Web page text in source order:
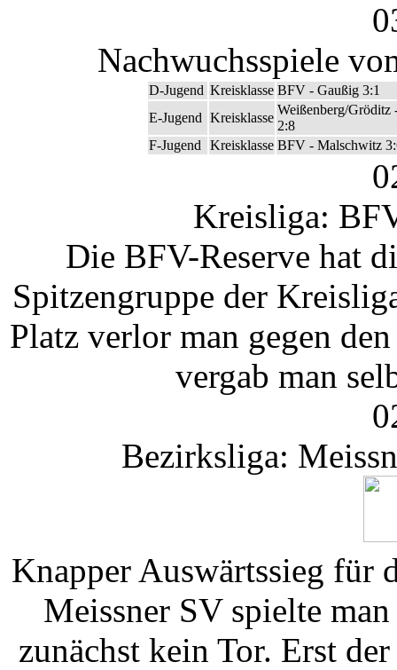
Nachwuchsspiele
D-Jugend Kreisklasse BFV - Gaußig 3:1
E-Jugend Kreisklasse
Weißenberg/
2:8
F-Jugend
Kreisklasse BFV - Malschwitz
Kreisliga:
Die BFV-Reserve hat
Spitzengruppe der
Platz verlor man gegen
vergab man
Bezirksliga:
Knapper Auswärtssieg für
Meissner SV spielte
zunächst kein Tor. Erst